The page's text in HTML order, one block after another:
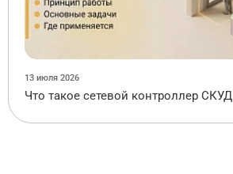
13 июля 2026
Что такое сетевой контроллер СКУД